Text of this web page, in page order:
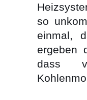
so
einmal,
ergeben
dass